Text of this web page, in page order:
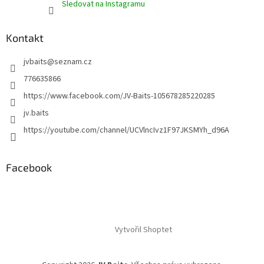
Sledovat na Instagramu
Kontakt
jvbaits@seznam.cz
776635866
https://www.facebook.com/JV-Baits-105678285220285
jv.baits
https://youtube.com/channel/UCVlncIvz1F97JKSMYh_d96A
Facebook
Vytvořil Shoptet